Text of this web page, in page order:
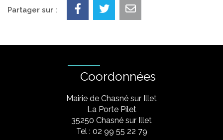
Partager sur :
Coordonnées
Mairie de Chasné sur Illet
La Porte Pilet
35250 Chasné sur Illet
Tel : 02 99 55 22 79